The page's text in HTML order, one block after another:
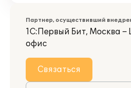
Партнер, осуществивший
1С:Первый Бит, Москва –
офис
Связаться